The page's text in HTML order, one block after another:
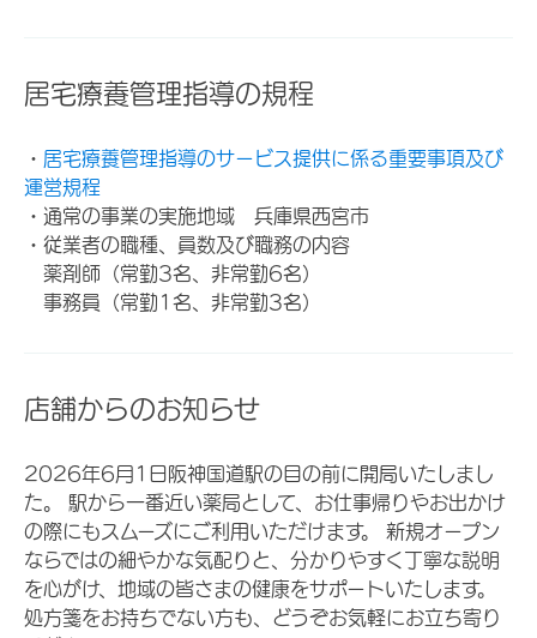
居宅療養管理指導の規程
・ 居宅療養管理指導のサービス提供に係る重要事項及び
運営規程
・通常の事業の実施地域 兵庫県西宮市
・従業者の職種、員数及び職務の内容
薬剤師（常勤3名、非常勤6名）
事務員（常勤1名、非常勤3名）
店舗からのお知らせ
2026年6月1日阪神国道駅の目の前に開局いたしまし
た。 駅から一番近い薬局として、お仕事帰りやお出かけ
の際にもスムーズにご利用いただけます。 新規オープン
ならではの細やかな気配りと、分かりやすく丁寧な説明
を心がけ、地域の皆さまの健康をサポートいたします。
処方箋をお持ちでない方も、どうぞお気軽にお立ち寄り